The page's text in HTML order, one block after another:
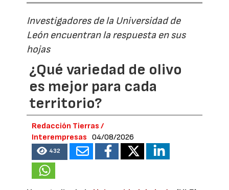
Investigadores de la Universidad de
León encuentran la respuesta en sus
hojas
¿Qué variedad de olivo
es mejor para cada
territorio?
Redacción Tierras /
Interempresas
04/08/2026
432